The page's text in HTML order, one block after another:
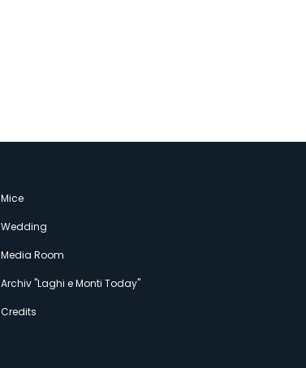
Mice
Wedding
Media Room
Archiv "Laghi e Monti Today"
Credits